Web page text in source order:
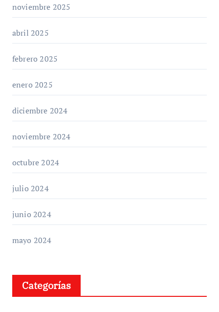
noviembre 2025
abril 2025
febrero 2025
enero 2025
diciembre 2024
noviembre 2024
octubre 2024
julio 2024
junio 2024
mayo 2024
Categorías